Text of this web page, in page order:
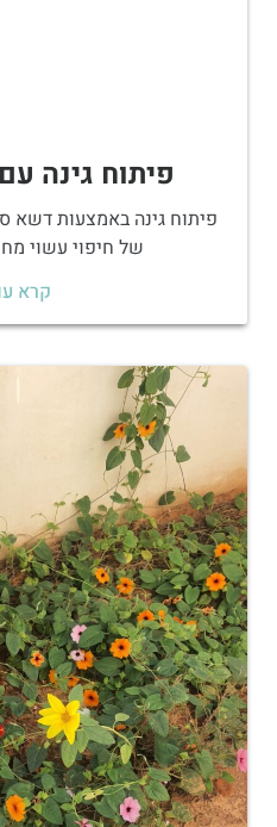
פיתוח גינה
פיתוח גינה באמצעות דשא
של חיפוי עשוי
קרא